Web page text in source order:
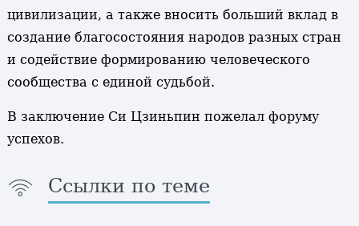
цивилизации, а также вносить больший вклад в
создание благосостояния народов разных стран
и содействие формированию человеческого
сообщества с единой судьбой.
В заключение Си Цзиньпин пожелал форуму
успехов.
Ссылки по теме